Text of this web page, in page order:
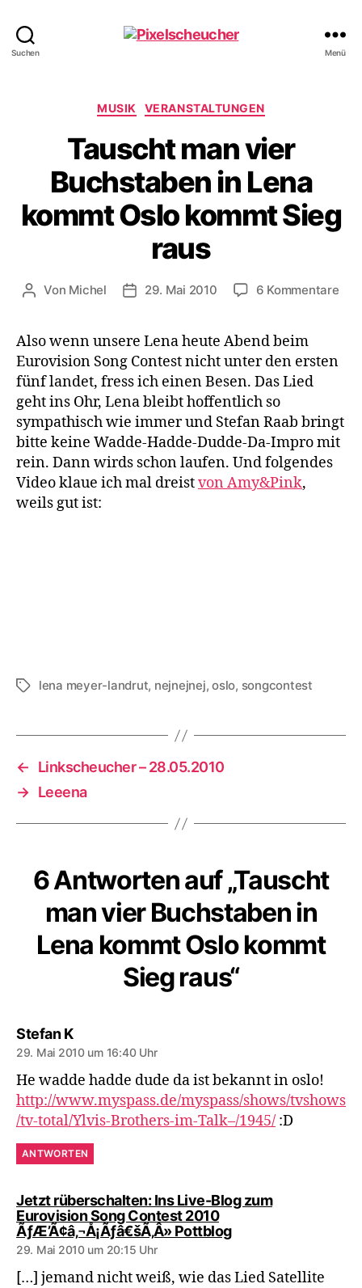
Suchen Menü
Kategorien
MUSIK VERANSTALTUNGEN
Tauscht man vier
Buchstaben in Lena
kommt Oslo kommt Sieg
raus
Beitragsautor
Von Michel Veröffentlichungsdatum
29. Mai 2010 6 Kommentarezu
Also wenn unsere Lena heute Abend beim
Eurovision Song Contest nicht unter den ersten
fünf landet, fress ich einen Besen. Das Lied
geht ins Ohr, Lena bleibt hoffentlich so
sympathisch wie immer und Stefan Raab bringt
bitte keine Wadde-Hadde-Dudde-Da-Impro mit
rein. Dann wirds schon laufen. Und folgendes
Video klaue ich mal dreistvon Amy&Pink,
weils gut ist:
Schlagwörter
lena meyer-landrut, nejnejnej,oslo, songcontest
←
Linkscheucher – 28.05.2010
→ Leeena
6 Antworten auf „Tauscht
man vier Buchstaben in
Lena kommt Oslo kommt
Sieg raus“
Stefan Ksagt:
29. Mai 2010 um 16:40 Uhr
He wadde hadde dude da ist bekannt in oslo!
http://www.myspass.de/myspass/shows/tvshows
/tv-total/Ylvis-Brothers-im-Talk–/1945/ :D
ANTWORTEN
Jetzt rüberschalten: Ins Live-Blog zum
Eurovision Song Contest 2010
ÃƒÆ’Ã¢â‚¬Å¡Ãƒâ€šÃ‚Â» Pottblogsagt:
29. Mai 2010 um 20:15 Uhr
[…] jemand nicht weiß, wie das Lied Satellite